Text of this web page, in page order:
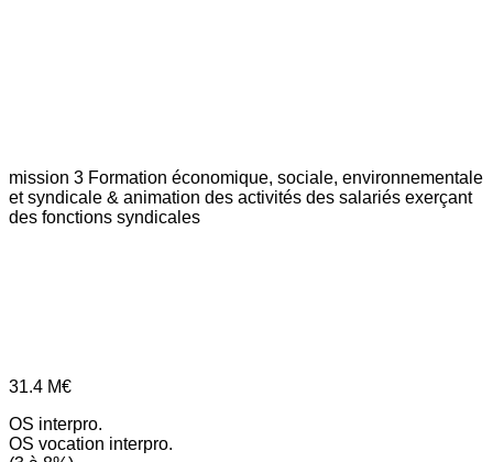
mission 3 Formation économique, sociale, environnementale
et syndicale & animation des activités des salariés exerçant
des fonctions syndicales
31.4 M€
OS interpro.
OS vocation interpro.